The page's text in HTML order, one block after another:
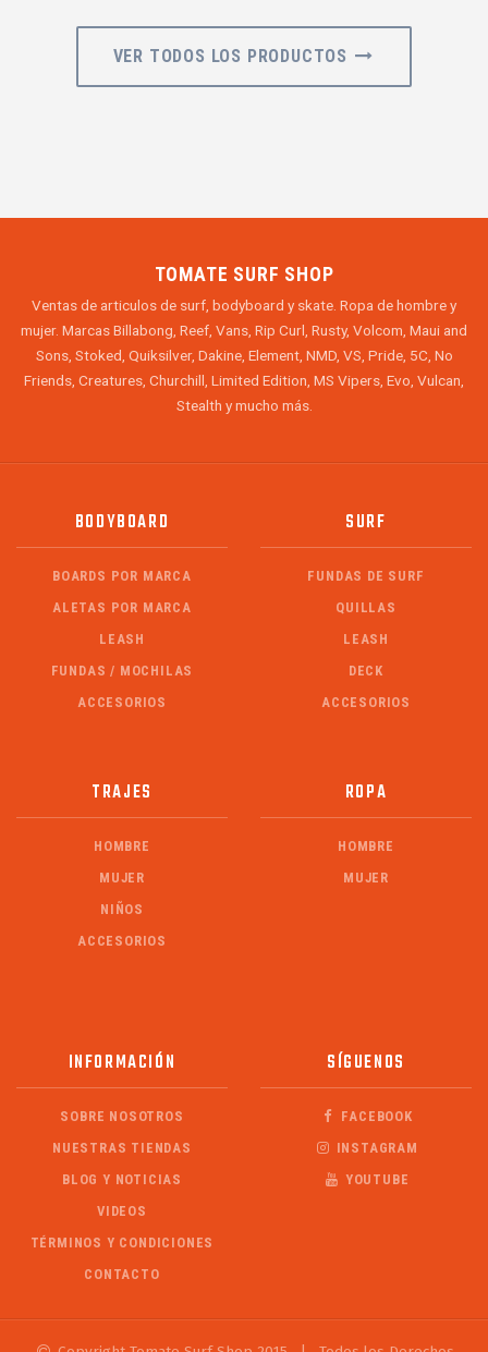
VER TODOS LOS PRODUCTOS
TOMATE SURF SHOP
Ventas de articulos de surf, bodyboard y skate. Ropa de hombre y
mujer. Marcas Billabong, Reef, Vans, Rip Curl, Rusty, Volcom, Maui and
Sons, Stoked, Quiksilver, Dakine, Element, NMD, VS, Pride, 5C, No
Friends, Creatures, Churchill, Limited Edition, MS Vipers, Evo, Vulcan,
Stealth y mucho más.
BODYBOARD
BOARDS POR MARCA
ALETAS POR MARCA
LEASH
FUNDAS / MOCHILAS
ACCESORIOS
SURF
FUNDAS DE SURF
QUILLAS
LEASH
DECK
ACCESORIOS
TRAJES
HOMBRE
MUJER
NIÑOS
ACCESORIOS
ROPA
HOMBRE
MUJER
INFORMACIÓN
SOBRE NOSOTROS
NUESTRAS TIENDAS
BLOG Y NOTICIAS
VIDEOS
TÉRMINOS Y CONDICIONES
CONTACTO
SÍGUENOS
FACEBOOK
INSTAGRAM
YOUTUBE